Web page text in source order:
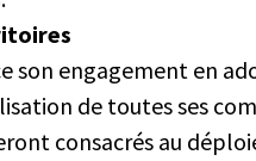
son engagement en
de toutes ses
consacrés au